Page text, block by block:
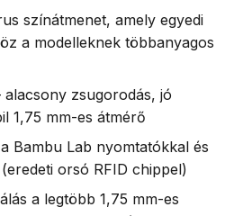
színátmenet, amely egyedi
a modelleknek többanyagos
alacsony zsugorodás, jó
1,75 mm-es átmérő
Bambu Lab nyomtatókkal és
orsó RFID chippel)
a legtöbb 1,75 mm-es